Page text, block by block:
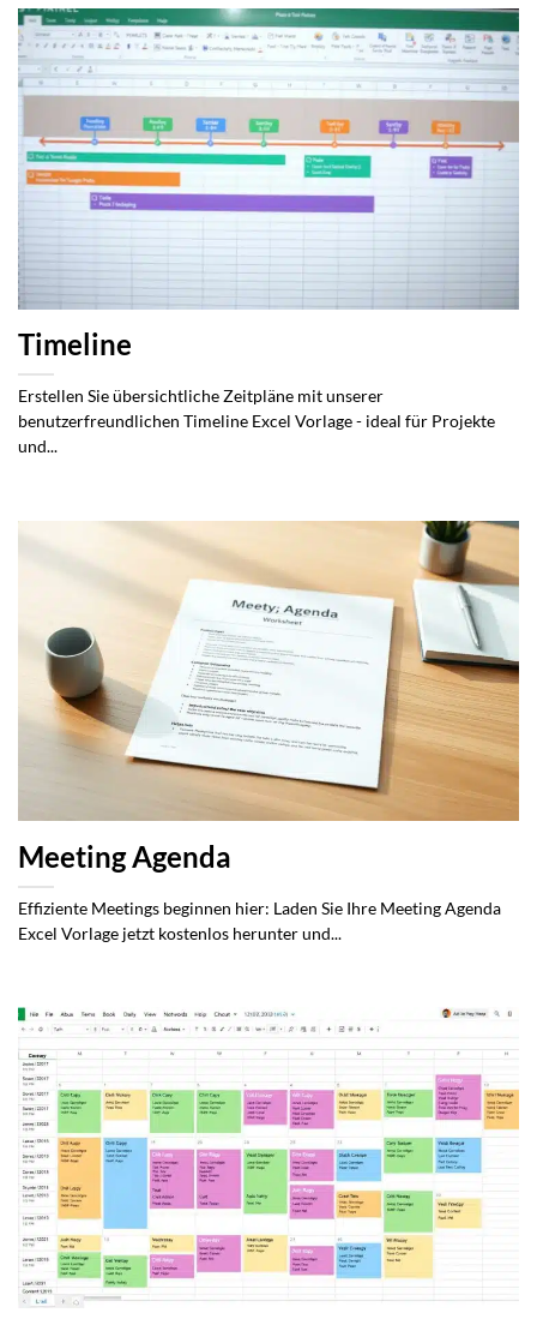
Timeline
Erstellen Sie übersichtliche Zeitpläne mit unserer
benutzerfreundlichen Timeline Excel Vorlage - ideal für Projekte
und...
Meeting Agenda
Effiziente Meetings beginnen hier: Laden Sie Ihre Meeting Agenda
Excel Vorlage jetzt kostenlos herunter und...